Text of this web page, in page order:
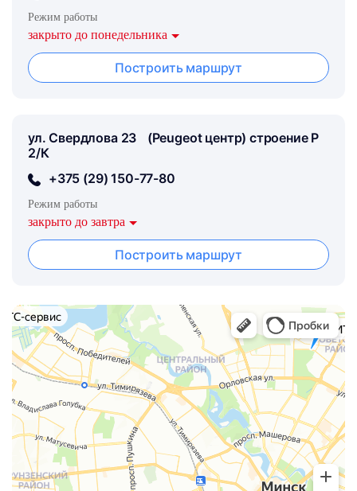
Режим работы
закрыто до понедельника
Построить маршрут
ул. Свердлова 23 (Peugeot центр) строение Р
2/К
+375 (29) 150-77-80
Режим работы
закрыто до завтра
Построить маршрут